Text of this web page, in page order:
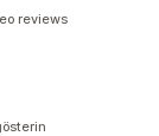
reviews